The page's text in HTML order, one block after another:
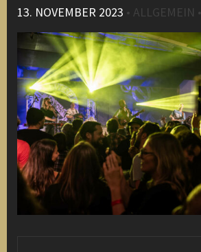
13. NOVEMBER 2023 • ALLGEMEIN •